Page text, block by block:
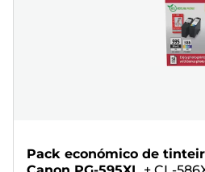
Pack económico de